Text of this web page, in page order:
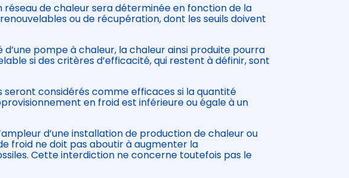
de chaleur sera déterminée en fonction de la
ou de récupération, dont les seuils doivent
pompe à chaleur, la chaleur ainsi produite pourra
si des critères d’efficacité, qui restent à définir, sont
considérés comme efficaces si la quantité
en froid est inférieure ou égale à un
d’une installation de production de chaleur ou
froid ne doit pas aboutir à augmenter la
Cette interdiction ne concerne toutefois pas le